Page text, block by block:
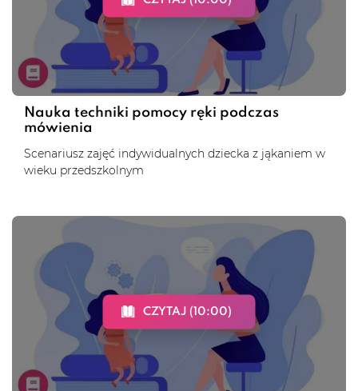
Nauka techniki pomocy ręki podczas
mówienia
Scenariusz zajęć indywidualnych dziecka z jąkaniem w
wieku przedszkolnym
CZYTAJ (10:00)